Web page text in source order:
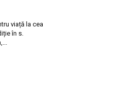
viață la cea
în s.